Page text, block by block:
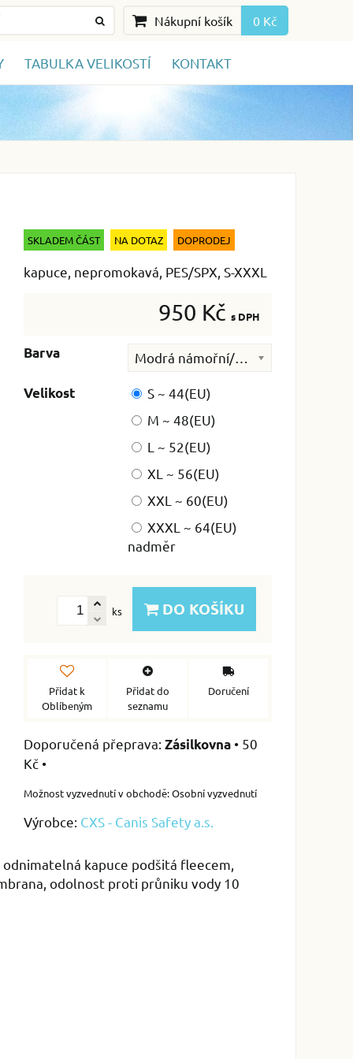
Nákupní košík 0 Kč
TABULKA VELIKOSTÍ KONTAKT
SKLADEM ČÁST NA DOTAZ DOPRODEJ
kapuce, nepromokavá, PES/SPX, S-XXXL
950 Kč s DPH
Barva
Velikost
S ~ 44(EU)
M ~ 48(EU)
L ~ 52(EU)
XL ~ 56(EU)
XXL ~ 60(EU)
XXXL ~ 64(EU)
nadměr
ks DO KOŠÍKU
Přidat k
Oblíbeným
Přidat do
seznamu
Doručení
Zásilkovna • 50
Kč •
Osobní vyzvednutí
Výrobce: CXS - Canis Safety a.s.
kapuce podšitá fleecem,
odolnost proti průniku vody 10